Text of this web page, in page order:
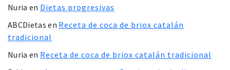
Nuria en Dietas progresivas
ABCDietas en Receta de coca de briox catalán
tradicional
Nuria en Receta de coca de briox catalán tradicional